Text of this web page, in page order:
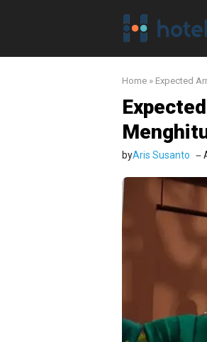
Home » Expected
byAris Susanto